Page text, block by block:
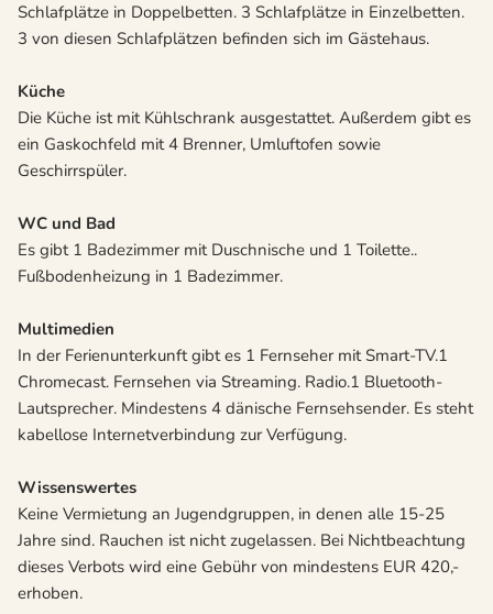
Schlafplätze in Doppelbetten. 3 Schlafplätze in Einzelbetten.
3 von diesen Schlafplätzen befinden sich im Gästehaus.
Küche
Die Küche ist mit Kühlschrank ausgestattet. Außerdem gibt es
ein Gaskochfeld mit 4 Brenner, Umluftofen sowie
Geschirrspüler.
WC und Bad
Es gibt 1 Badezimmer mit Duschnische und 1 Toilette..
Fußbodenheizung in 1 Badezimmer.
Multimedien
In der Ferienunterkunft gibt es 1 Fernseher mit Smart-TV.1
Chromecast. Fernsehen via Streaming. Radio.1 Bluetooth-
Lautsprecher. Mindestens 4 dänische Fernsehsender. Es steht
kabellose Internetverbindung zur Verfügung.
Wissenswertes
Keine Vermietung an Jugendgruppen, in denen alle 15-25
Jahre sind. Rauchen ist nicht zugelassen. Bei Nichtbeachtung
dieses Verbots wird eine Gebühr von mindestens EUR 420,-
erhoben.